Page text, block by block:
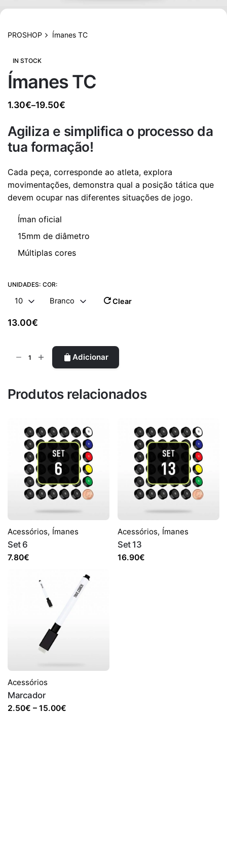
PROSHOP Ímanes TC
IN STOCK
Ímanes TC
1.30€–19.50€
Price
1.30€
through
Agiliza e simplifica o processo da
tua formação!
Cada peça, corresponde ao atleta, explora
movimentações, demonstra qual a posição tática que
devem ocupar nas diferentes situações de jogo.
Íman oficial
15mm de diâmetro
Múltiplas cores
UNIDADES:
10
COR:
Branco Clear
13.00€
TC
Adicionar
Produtos relacionados
Acessórios, Ímanes
Set 6
7.80€
Acessórios, Ímanes
Set 13
16.90€
Acessórios
Marcador
2.50€ – 15.00€